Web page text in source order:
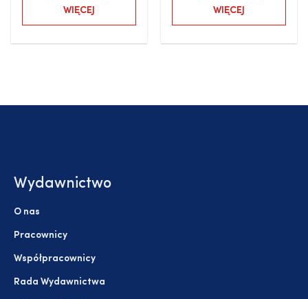
WIĘCEJ
WIĘCEJ
Wydawnictwo
O nas
Pracownicy
Współpracownicy
Rada Wydawnictwa